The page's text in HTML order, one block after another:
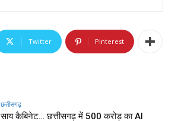
Twitter Pinterest
छत्तीसगढ़
साय कैबिनेट… छत्तीसगढ़ में 500 करोड़ का AI